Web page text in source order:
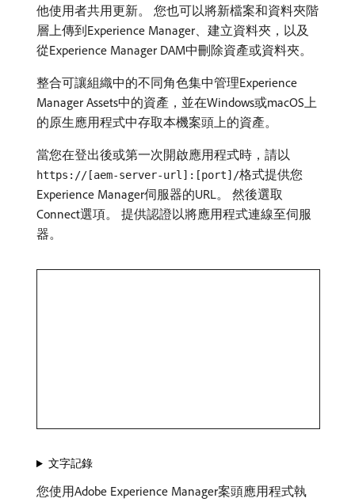
他使用者共用更新。 您也可以將新檔案和資料夾階
層上傳到Experience Manager、建立資料夾，以及
從Experience Manager DAM中刪除資產或資料夾。
整合可讓組織中的不同角色集中管理Experience
Manager Assets中的資產，並在Windows或macOS上
的原生應用程式中存取本機案頭上的資產。
當您在登出後或第一次開啟應用程式時，請以
https://[aem-server-url]:[port]/格式提供您
Experience Manager伺服器的URL。 然後選取
Connect選項。 提供認證以將應用程式連線至伺服
器。
文字記錄
您使用Adobe Experience Manager案頭應用程式執